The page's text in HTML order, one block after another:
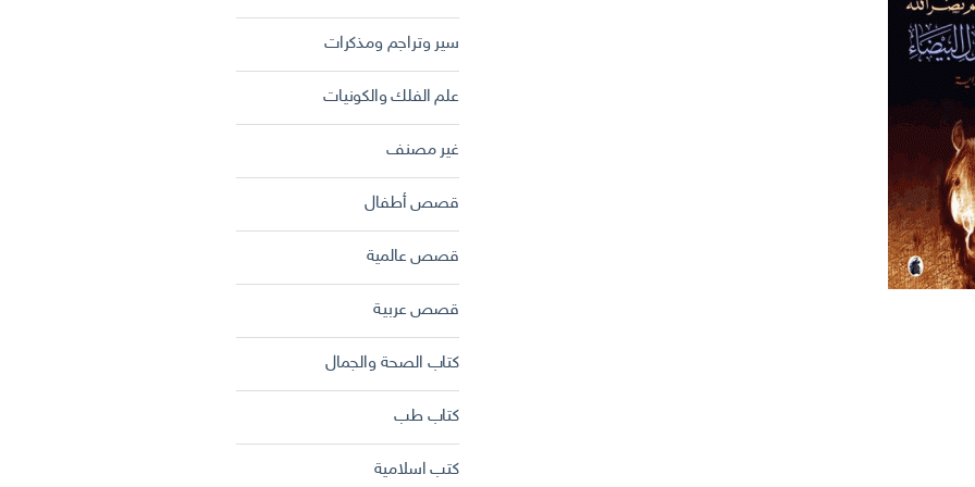
سير وتراجم ومذكرات
علم الفلك والكونيات
غير مصنف
قصص أطفال
قصص عالمية
قصص عربية
كتاب الصحة والجمال
كتاب طب
كتب اسلامية